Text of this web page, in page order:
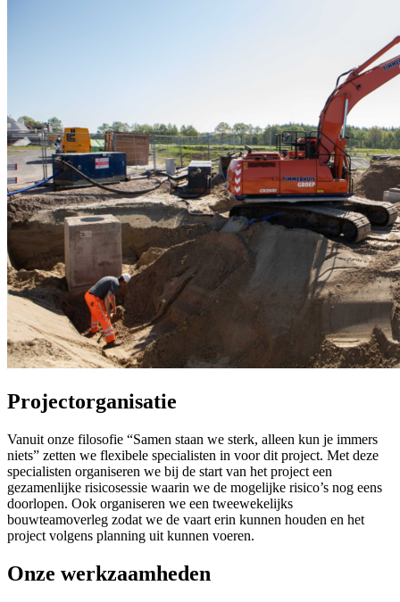
Projectorganisatie
Vanuit onze filosofie “Samen staan we sterk, alleen kun je immers
niets” zetten we flexibele specialisten in voor dit project. Met deze
specialisten organiseren we bij de start van het project een
gezamenlijke risicosessie waarin we de mogelijke risico’s nog eens
doorlopen. Ook organiseren we een tweewekelijks
bouwteamoverleg zodat we de vaart erin kunnen houden en het
project volgens planning uit kunnen voeren.
Onze werkzaamheden